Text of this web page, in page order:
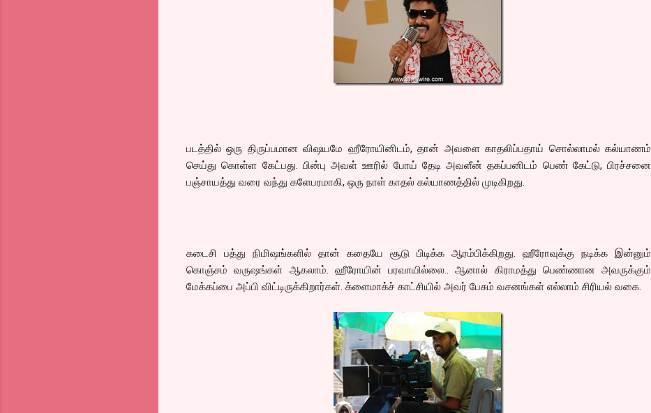
படத்தில் ஒரு திருப்பமான விஷயமே ஹீரோயினிடம், தான் அவளை காதலிப்பதாய் சொல்லாமல் கல்யாணம்
செய்து கொள்ள கேட்பது. பின்பு அவள் ஊரில் போய் தேடி அவளீன் தகப்பனிடம் பெண் கேட்டு, பிரச்சனை
பஞ்சாயத்து வரை வந்து களேபரமாகி, ஒரு நாள் காதல் கல்யாணத்தில் முடிகிறது.
கடைசி பத்து நிமிஷங்களில் தான் கதையே சூடு பிடிக்க ஆரம்பிக்கிறது. ஹீரோவுக்கு நடிக்க இன்னும்
கொஞ்சம் வருஷங்கள் ஆகலாம். ஹீரோயின் பரவாயில்லை.. ஆனால் கிராமத்து பெண்ணான அவருக்கும்
மேக்கப்பை அப்பி விட்டிருக்கிறார்கள். க்ளைமாக்ச் காட்சியில் அவர் பேசும் வசனங்கள் எல்லாம் சிரியல் வகை.